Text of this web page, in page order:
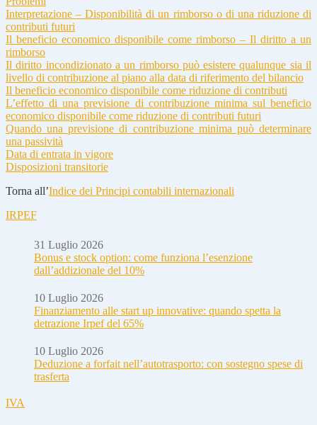
Interpretazione – Disponibilità di un rimborso o di una riduzione di
contributi futuri
Il beneficio economico disponibile come rimborso – Il diritto a un
rimborso
Il diritto incondizionato a un rimborso può esistere qualunque sia il
livello di contribuzione al piano alla data di riferimento del bilancio
Il beneficio economico disponibile come riduzione di contributi
L’effetto di una previsione di contribuzione minima sul beneficio
economico disponibile come riduzione di contributi futuri
Quando una previsione di contribuzione minima può determinare
una passività
Data di entrata in vigore
Disposizioni transitorie
Torna all’Indice dei Principi contabili internazionali
IRPEF
31 Luglio 2026
Bonus e stock option: come funziona l’esenzione
dall’addizionale del 10%
10 Luglio 2026
Finanziamento alle start up innovative: quando spetta la
detrazione Irpef del 65%
10 Luglio 2026
Deduzione a forfait nell’autotrasporto: con sostegno spese di
trasferta
IVA